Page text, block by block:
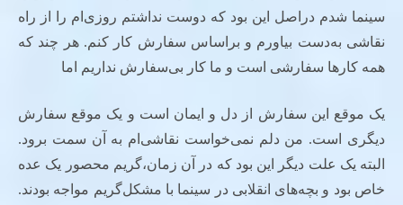
سینما شدم دراصل این بود که دوست نداشتم روزی‌ام را از راه
نقاشی به‌دست بیاورم و براساس سفارش کار کنم. هر چند که
همه کارها سفارشی است و ما کار بی‌سفارش نداریم اما
یک موقع این سفارش از دل و ایمان است و یک موقع سفارش
دیگری است. من دلم نمی‌خواست نقاشی‌ام به آن سمت برود.
البته یک علت دیگر این بود که در آن زمان،‌گریم محصور یک عده
خاص بود و بچه‌های انقلابی در سینما با مشکل‌گریم مواجه بودند.